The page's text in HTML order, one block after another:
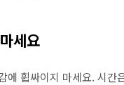
세요
에 휩싸이지 마세요. 시간